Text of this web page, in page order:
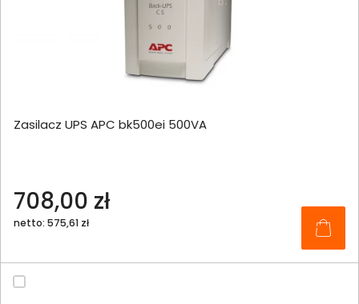
Zasilacz UPS APC bk500ei 500VA
708,00 zł
netto: 575,61 zł